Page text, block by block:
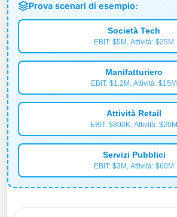
Prova scenari di esempio:
Società Tech
EBIT: $5M, Attività: $25M
Manifatturiero
EBIT: $1.2M, Attività: $15M
Attività Retail
EBIT: $800K, Attività: $20M
Servizi Pubblici
EBIT: $3M, Attività: $60M